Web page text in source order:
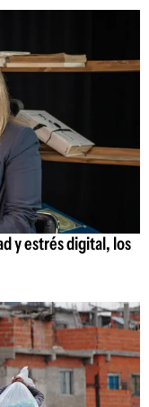
y estrés digital, los